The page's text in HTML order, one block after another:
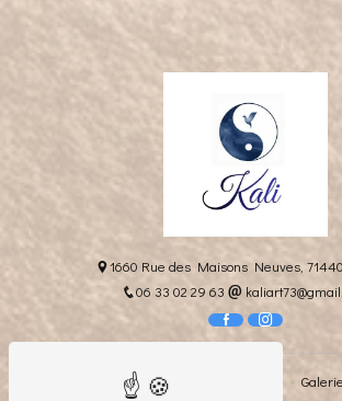
1660 Rue des Maisons Neuves,
06 33 02 29 63
L'artiste Galerie